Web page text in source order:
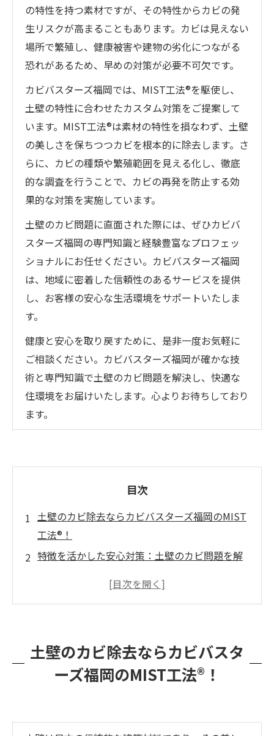
の特性を持つ素材ですが、その特性からカビの発
生リスクが高まることもあります。カビは見えない
場所で繁殖し、健康被害や建物の劣化につながる
恐れがあるため、早めの対策が必要不可欠です。
カビバスターズ福岡では、MIST工法®を駆使し、
土壁の特性に合わせたカスタム対策をご提案して
います。MIST工法®は素材の特性を損なわず、土壁
の美しさを保ちつつカビを根本的に除去します。さ
らに、カビの種類や繁殖範囲を見える化し、徹底
的な調査を行うことで、カビの再発を防止する効
果的な対策を実施しています。
土壁のカビ問題に直面された際には、ぜひカビバ
スターズ福岡の専門知識と経験豊富なプロフェッ
ショナルにお任せください。カビバスターズ福岡
は、地域に密着した信頼性のあるサービスを提供
し、お客様の安心な生活環境をサポートいたしま
す。
健康と安心を取り戻すために、是非一度お気軽に
ご相談ください。カビバスターズ福岡が確かな技
術と専門知識で土壁のカビ問題を解決し、快適な
住環境をお届けいたします。心よりお待ちしており
ます。
目次
土壁のカビ除去ならカビバスターズ福岡のMIST
工法®！
特徴を活かした安心対策：土壁のカビ問題を解
カビバスターズ福岡がMIST工法®で土壁の特性
カビバスターズ福岡が土壁の特性を考慮し、健
康と安心を守る対策を実施します
土壁のカビ除去ならカビバスタ
ーズ福岡のMIST工法®！